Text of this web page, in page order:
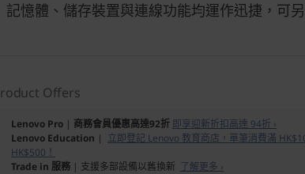
記憶體、儲存裝置與連線功能均運作迅捷，可
Offers
Lenovo Pro | 商務會員優惠高達92折 即享迎新折扣高達 94折 ›
Lenovo Education | 立即登記 Lenovo 教育商店，單筆消費滿
HK$500！
Trade in 服務 | 支援多部設備以舊換新 了解更多 ›